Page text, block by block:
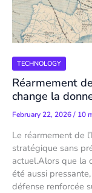
TECHNOLOGY
Réarmement
change la
February 22, 2026/ 10
Le réarmement de
stratégique sans
actuel.Alors que la
été aussi
défense renforcée